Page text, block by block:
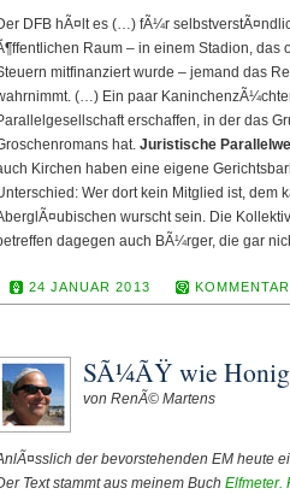
DFB hÃ¤lt es (…) fÃ¼r
Raum – in einem Stadion, das
mitfinanziert wurde – jemand das
(…) Ein paar
erschaffen, in der das
hat. Juristische
Kirchen haben eine eigene
Wer dort kein Mitglied ist, dem
wurscht sein. Die
dagegen auch BÃ¼rger, die gar
24 JANUAR 2013
SÃ¼ÃŸ wie Honig
von RenÃ© Martens
der bevorstehenden EM heute
Text stammt aus meinem Buch Elfmeter.